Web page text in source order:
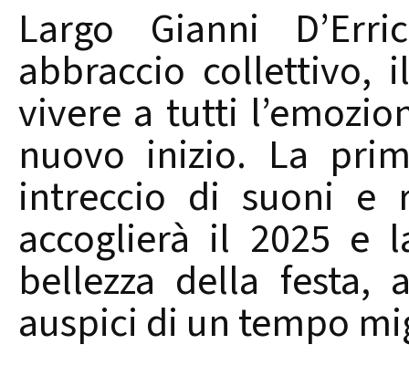
Largo Gianni
abbraccio collettivo,
vivere a tutti
nuovo inizio. La
intreccio di suoni e
accoglierà il 2025 e
bellezza della
auspici di un tempo